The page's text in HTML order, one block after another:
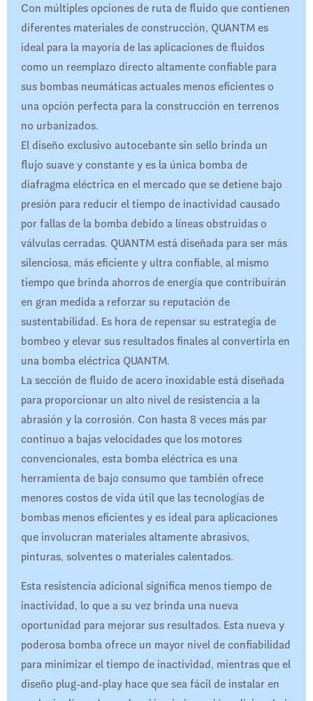
Con múltiples opciones de ruta de fluido que contienen
diferentes materiales de construcción, QUANTM es
ideal para la mayoría de las aplicaciones de fluidos
como un reemplazo directo altamente confiable para
sus bombas neumáticas actuales menos eficientes o
una opción perfecta para la construcción en terrenos
no urbanizados.
El diseño exclusivo autocebante sin sello brinda un
flujo suave y constante y es la única bomba de
diafragma eléctrica en el mercado que se detiene bajo
presión para reducir el tiempo de inactividad causado
por fallas de la bomba debido a líneas obstruidas o
válvulas cerradas. QUANTM está diseñada para ser más
silenciosa, más eficiente y ultra confiable, al mismo
tiempo que brinda ahorros de energía que contribuirán
en gran medida a reforzar su reputación de
sustentabilidad. Es hora de repensar su estrategia de
bombeo y elevar sus resultados finales al convertirla en
una bomba eléctrica QUANTM.
La sección de fluido de acero inoxidable está diseñada
para proporcionar un alto nivel de resistencia a la
abrasión y la corrosión. Con hasta 8 veces más par
continuo a bajas velocidades que los motores
convencionales, esta bomba eléctrica es una
herramienta de bajo consumo que también ofrece
menores costos de vida útil que las tecnologías de
bombas menos eficientes y es ideal para aplicaciones
que involucran materiales altamente abrasivos,
pinturas, solventes o materiales calentados.
Esta resistencia adicional significa menos tiempo de
inactividad, lo que a su vez brinda una nueva
oportunidad para mejorar sus resultados. Esta nueva y
poderosa bomba ofrece un mayor nivel de confiabilidad
para minimizar el tiempo de inactividad, mientras que el
diseño plug-and-play hace que sea fácil de instalar en